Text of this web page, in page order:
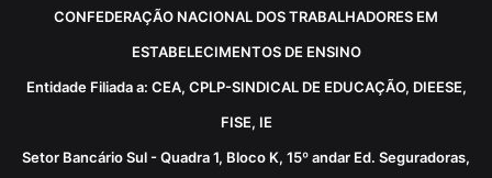
CONFEDERAÇÃO NACIONAL DOS TRABALHADORES EM
ESTABELECIMENTOS DE ENSINO
Entidade Filiada a: CEA, CPLP-SINDICAL DE EDUCAÇÃO, DIEESE,
FISE, IE
Setor Bancário Sul - Quadra 1, Bloco K, 15º andar Ed. Seguradoras,